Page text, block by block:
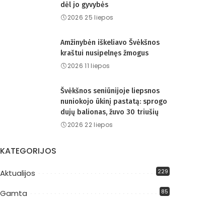
dėl jo gyvybės
2026 25 liepos
Amžinybėn iškeliavo Švėkšnos
kraštui nusipelnęs žmogus
2026 11 liepos
Švėkšnos seniūnijoje liepsnos
nuniokojo ūkinį pastatą: sprogo
dujų balionas, žuvo 30 triušių
2026 22 liepos
KATEGORIJOS
Aktualijos 229
Gamta 85